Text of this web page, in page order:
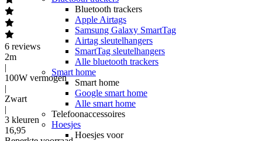
Bluetooth trackers
Apple Airtags
Samsung Galaxy SmartTag
Airtag sleutelhangers
SmartTag sleutelhangers
Alle bluetooth trackers
Smart home
Smart home
Google smart home
Alle smart home
Telefoonaccessoires
Hoesjes
Hoesjes voor
6 reviews
2m
|
100W vermogen
|
Zwart
|
3 kleuren
16,95